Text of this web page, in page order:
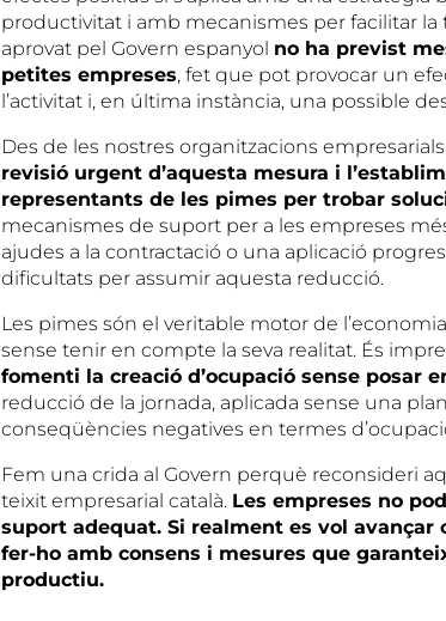
productivitat i amb mecanismes per facilitar la
aprovat pel Govern espanyol no ha previst
petites empreses, fet que pot provocar un
l’activitat i, en última instància, una possible
Des de les nostres organitzacions
revisió urgent d’aquesta mesura i
representants de les pimes per trobar
mecanismes de suport per a les empreses
ajudes a la contractació o una aplicació
dificultats per assumir aquesta reducció.
Les pimes són el veritable motor de
sense tenir en compte la seva realitat. És
fomenti la creació d’ocupació sense posar
reducció de la jornada, aplicada sense una
conseqüències negatives en termes
Fem una crida al Govern perquè reconsideri
teixit empresarial català. Les empreses no
suport adequat. Si realment es vol avançar
fer-ho amb consens i mesures que
productiu.